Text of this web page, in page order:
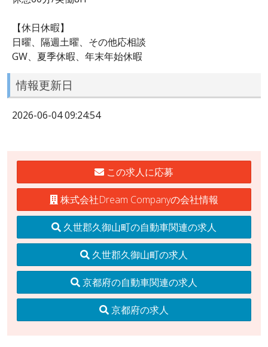
【休日休暇】
日曜、隔週土曜、その他応相談
GW、夏季休暇、年末年始休暇
情報更新日
2026-06-04 09:24:54
この求人に応募
株式会社Dream Companyの会社情報
久世郡久御山町の自動車関連の求人
久世郡久御山町の求人
京都府の自動車関連の求人
京都府の求人